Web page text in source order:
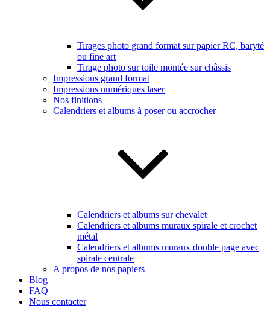
Tirages photo grand format sur papier RC, baryté
ou fine art
Tirage photo sur toile montée sur châssis
Impressions grand format
Impressions numériques laser
Nos finitions
Calendriers et albums à poser ou accrocher
Calendriers et albums sur chevalet
Calendriers et albums muraux spirale et crochet
métal
Calendriers et albums muraux double page avec
spirale centrale
A propos de nos papiers
Blog
FAQ
Nous contacter